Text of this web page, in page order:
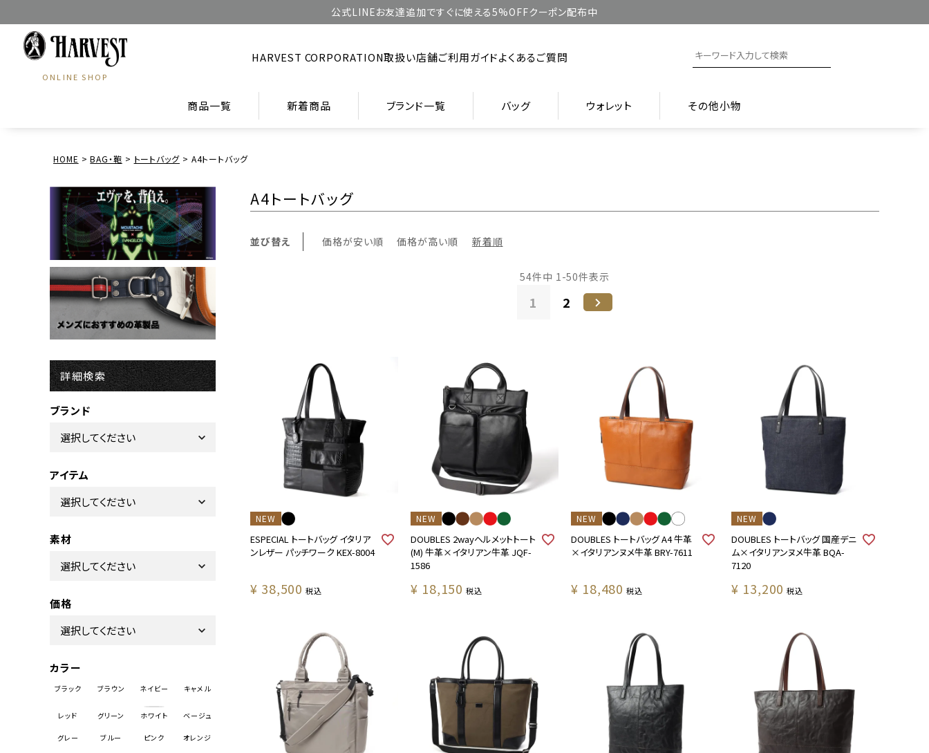
公式LINEお友達追加ですぐに使える5%OFFクーポン配布中
ONLINE SHOP
HARVEST CORPORATION取扱い店舗ご利用ガイドよくあるご質問
商品一覧 新着商品 ブランド一覧 バッグ ウォレット その他小物
HOME BAG・鞄 トートバッグ A4トートバッグ
詳細検索
ブランド
アイテム
素材
価格
カラー
A4トートバッグ
並び替え 価格が安い順 価格が高い順 新着順
54件中 1-50件表示
1 2
NEW
ESPECIAL トートバッグ イタリア
ンレザー パッチワーク KEX-8004
¥ 38,500 税込
NEW
DOUBLES 2wayヘルメットトート
(M) 牛革×イタリアン牛革 JQF-
1586
¥ 18,150 税込
NEW
DOUBLES トートバッグ A4 牛革
×イタリアンヌメ牛革 BRY-7611
¥ 18,480 税込
NEW
DOUBLES トートバッグ 国産デニ
ム×イタリアンヌメ牛革 BQA-
7120
¥ 13,200 税込